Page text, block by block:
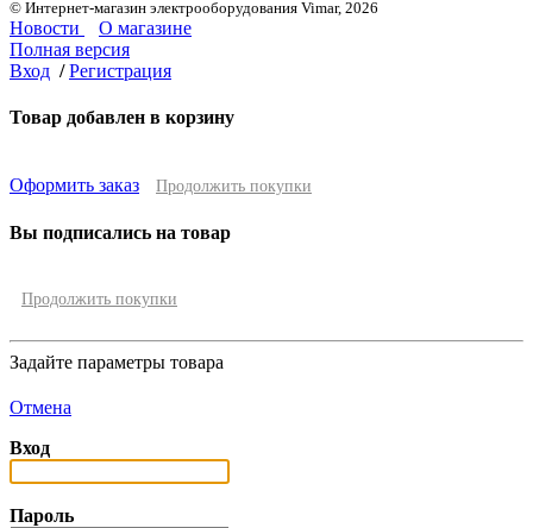
© Интернет-магазин электрооборудования Vimar, 2026
Новости
О магазине
Полная версия
Вход / Регистрация
Товар добавлен в корзину
Оформить заказ Продолжить покупки
Вы подписались на товар
Продолжить покупки
Задайте параметры товара
Отмена
Вход
Пароль